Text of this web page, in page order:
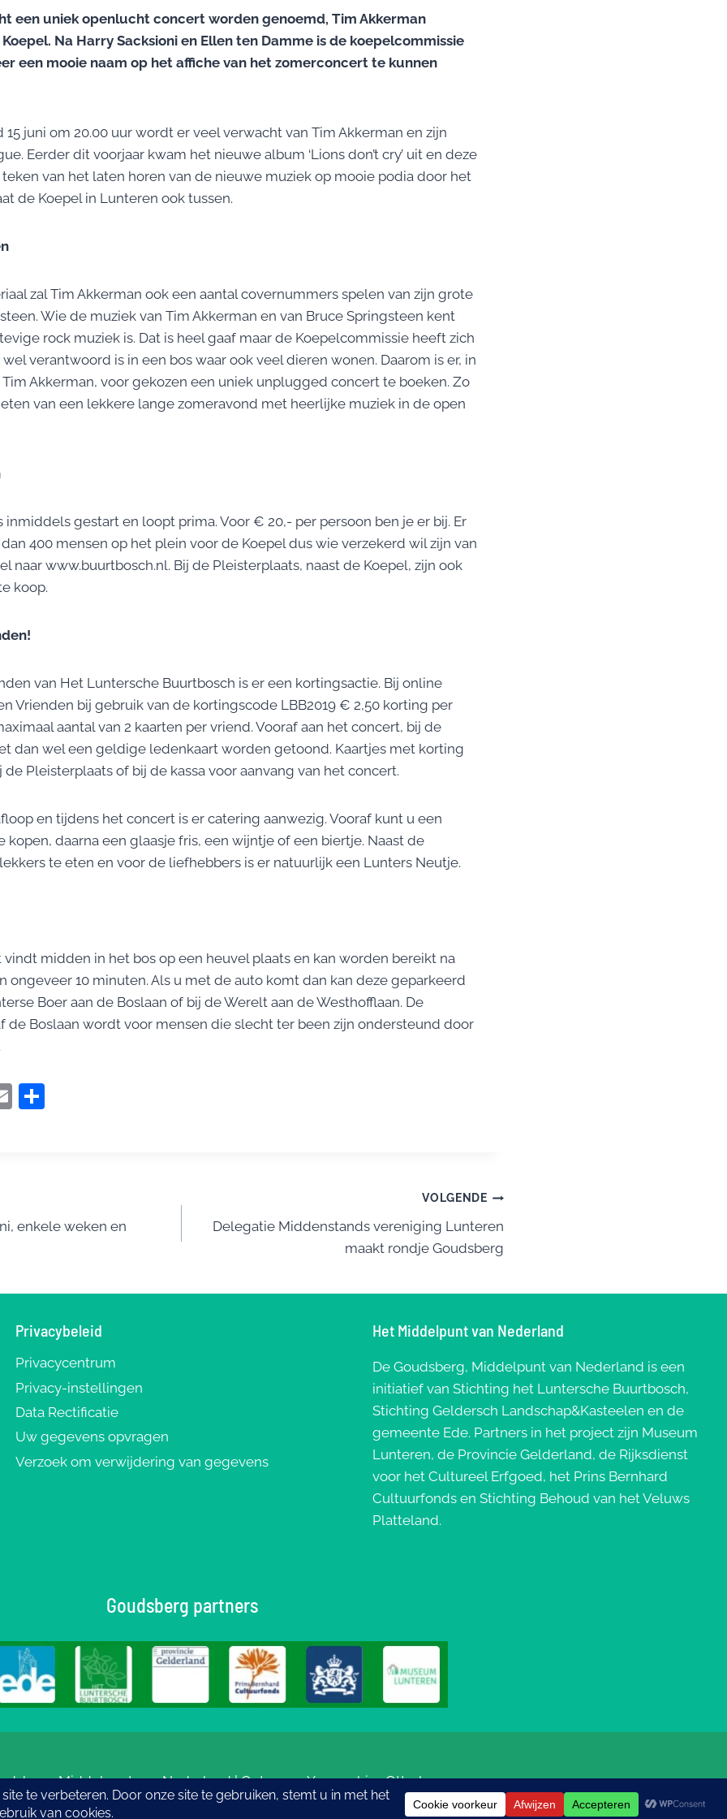
een uniek openlucht concert worden genoemd, Tim Akkerman
Na Harry Sacksioni en Ellen ten Damme is de koepelcommissie
een mooie naam op het affiche van het zomerconcert te kunnen
15 juni om 20.00 uur wordt er veel verwacht van Tim Akkerman en zijn
Eerder dit voorjaar kwam het nieuwe album ‘Lions don’t cry’ uit en deze
van het laten horen van de nieuwe muziek op mooie podia door het
de Koepel in Lunteren ook tussen.
zal Tim Akkerman ook een aantal covernummers spelen van zijn grote
Wie de muziek van Tim Akkerman en van Bruce Springsteen kent
rock muziek is. Dat is heel gaaf maar de Koepelcommissie heeft zich
verantwoord is in een bos waar ook veel dieren wonen. Daarom is er, in
Akkerman, voor gekozen een uniek unplugged concert te boeken. Zo
van een lekkere lange zomeravond met heerlijke muziek in de open
inmiddels gestart en loopt prima. Voor € 20,- per persoon ben je er bij. Er
400 mensen op het plein voor de Koepel dus wie verzekerd wil zijn van
naar www.buurtbosch.nl. Bij de Pleisterplaats, naast de Koepel, zijn ook
koop.
van Het Luntersche Buurtbosch is er een kortingsactie. Bij online
Vrienden bij gebruik van de kortingscode LBB2019 € 2,50 korting per
aantal van 2 kaarten per vriend. Vooraf aan het concert, bij de
dan wel een geldige ledenkaart worden getoond. Kaartjes met korting
de Pleisterplaats of bij de kassa voor aanvang van het concert.
en tijdens het concert is er catering aanwezig. Vooraf kunt u een
kopen, daarna een glaasje fris, een wijntje of een biertje. Naast de
te eten en voor de liefhebbers is er natuurlijk een Lunters Neutje.
midden in het bos op een heuvel plaats en kan worden bereikt na
ongeveer 10 minuten. Als u met de auto komt dan kan deze geparkeerd
Boer aan de Boslaan of bij de Werelt aan de Westhofflaan. De
de Boslaan wordt voor mensen die slecht ter been zijn ondersteund door
E
enkele weken en
VOLGENDE
Delegatie Middenstands vereniging Lunteren
maakt rondje Goudsberg
Privacybeleid
Privacycentrum
Privacy-instellingen
Data Rectificatie
Uw gegevens opvragen
Verzoek om verwijdering van gegevens
Het Middelpunt van Nederland
De Goudsberg, Middelpunt van Nederland is een
initiatief van Stichting het Luntersche Buurtbosch,
Stichting Geldersch Landschap&Kasteelen en de
gemeente Ede. Partners in het project zijn Museum
Lunteren, de Provincie Gelderland, de Rijksdienst
voor het Cultureel Erfgoed, het Prins Bernhard
Cultuurfonds en Stichting Behoud van het Veluws
Platteland.
Goudsberg partners
Middelpunt van Nederland | OntwerpeYe-graphicsOtterlo